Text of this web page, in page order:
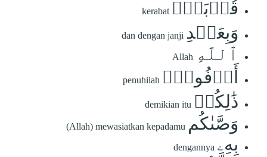
قُرۡبَىٰۖ kerabat
وَبِعَهۡدِ dan dengan janji
ٱللَّهِ Allah
أَوۡفُواْۚ penuhilah
ذَٰلِكُمۡ demikian itu
وَصَّىٰكُم (Allah) mewasiatkan kepadamu
بِهِۦ dengannya